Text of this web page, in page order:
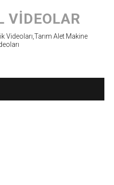
content
VIDEOLAR
Videoları,Tarım Alet Makine